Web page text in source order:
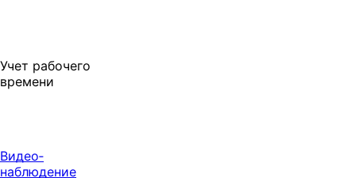
Учет рабочего
времени
Видео‑
наблюдение